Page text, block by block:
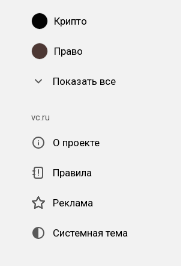
Крипто
Право
Показать все
vc.ru
О проекте
Правила
Реклама
Системная тема